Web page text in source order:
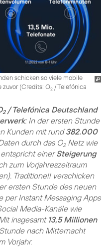
schicken so viele mobile
zuvor (Credits: O2 / Telefónica
2/ Telefónica Deutschland
: In der ersten Stunde
Kunden mit rund382.000
durch das O2Netz wie
einerSteigerung
zum Vorjahreszeitraum
Traditionell verschicken
ersten Stunde des neuen
per Instant Messaging Apps
Media-Kanäle wie
insgesamt 13,5 Millionen
nach Mitternacht
Vorjahr.